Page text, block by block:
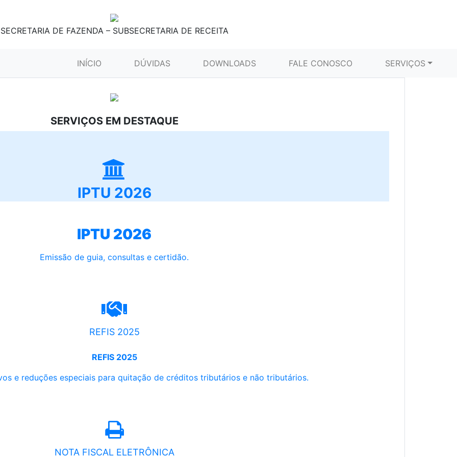
SECRETARIA DE FAZENDA – SUBSECRETARIA DE RECEITA
INÍCIO (CURRENT)DÚVIDAS DOWNLOADS FALE CONOSCO SERVIÇOS
SERVIÇOS EM DESTAQUE
IPTU 2026
IPTU 2026
Emissão de guia, consultas e certidão.
REFIS 2025
REFIS 2025
e reduções especiais para quitação de créditos tributários e não tributários.
NOTA FISCAL ELETRÔNICA